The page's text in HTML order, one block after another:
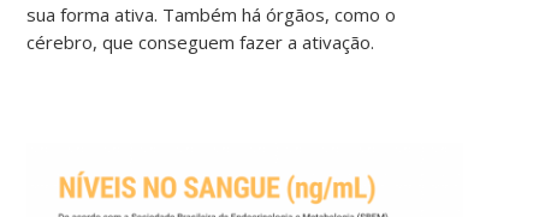
sua forma ativa. Também há órgãos, como o
cérebro, que conseguem fazer a ativação.